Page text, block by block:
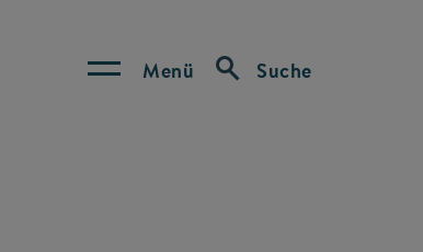
Menü Suche